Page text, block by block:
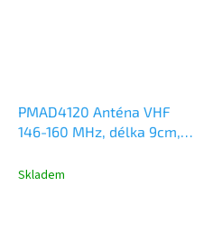
PMAD4120 Anténa VHF
146-160 MHz, délka 9cm,
DP3441, DP4000, R2, R7,
Skladem